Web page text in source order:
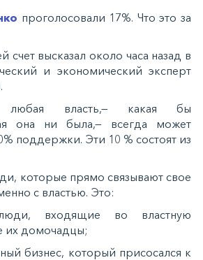
проголосовали 17%. Что это за
счет высказал около часа назад в
и экономический эксперт
любая власть,— какая бы
она ни была,— всегда может
поддержки. Эти 10 % состоят из
которые прямо связывают свое
с властью. Это:
входящие во властную
их домочадцы;
бизнес, который присосался к